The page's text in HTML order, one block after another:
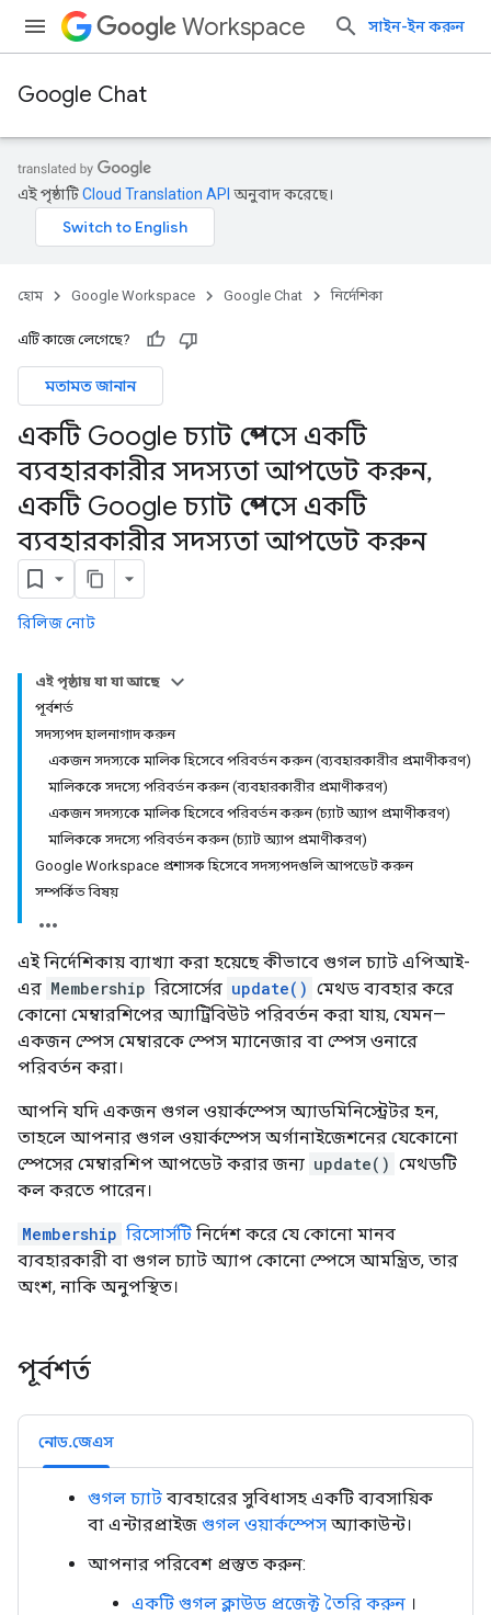
Workspace সাইন-ইন করুন
Google Chat
এই পৃষ্ঠাটিCloud Translation API অনুবাদ করেছে।
হোম Google Workspace Google Chat নির্দেশিকা
এটি কাজে লেগেছে?
মতামত জানান
একটি Google চ্যাট স্পেসে একটি
ব্যবহারকারীর সদস্যতা আপডেট করুন,
একটি Google চ্যাট স্পেসে একটি
ব্যবহারকারীর সদস্যতা আপডেট করুন
রিলিজ নোট
এই পৃষ্ঠায় যা যা আছে
পূর্বশর্ত
সদস্যপদ হালনাগাদ করুন
একজন সদস্যকে মালিক হিসেবে পরিবর্তন করুন (ব্যবহারকারীর প্রমাণীকরণ)
মালিককে সদস্যে পরিবর্তন করুন (ব্যবহারকারীর প্রমাণীকরণ)
একজন সদস্যকে মালিক হিসেবে পরিবর্তন করুন (চ্যাট অ্যাপ প্রমাণীকরণ)
মালিককে সদস্যে পরিবর্তন করুন (চ্যাট অ্যাপ প্রমাণীকরণ)
Google Workspace প্রশাসক হিসেবে সদস্যপদগুলি আপডেট করুন
সম্পর্কিত বিষয়
এই নির্দেশিকায় ব্যাখ্যা করা হয়েছে কীভাবে গুগল চ্যাট এপিআই-
এর Membership রিসোর্সের update() মেথড ব্যবহার করে
কোনো মেম্বারশিপের অ্যাট্রিবিউট পরিবর্তন করা যায়, যেমন—
একজন স্পেস মেম্বারকে স্পেস ম্যানেজার বা স্পেস ওনারে
পরিবর্তন করা।
আপনি যদি একজন গুগল ওয়ার্কস্পেস অ্যাডমিনিস্ট্রেটর হন,
তাহলে আপনার গুগল ওয়ার্কস্পেস অর্গানাইজেশনের যেকোনো
স্পেসের মেম্বারশিপ আপডেট করার জন্য update() মেথডটি
কল করতে পারেন।
Membership রিসোর্সটি নির্দেশ করে যে কোনো মানব
ব্যবহারকারী বা গুগল চ্যাট অ্যাপ কোনো স্পেসে আমন্ত্রিত, তার
অংশ, নাকি অনুপস্থিত।
পূর্বশর্ত
নোড.জেএস
গুগল চ্যাট ব্যবহারের সুবিধাসহ একটি ব্যবসায়িক
বা এন্টারপ্রাইজ গুগল ওয়ার্কস্পেস অ্যাকাউন্ট।
আপনার পরিবেশ প্রস্তুত করুন:
একটি গুগল ক্লাউড প্রজেক্ট তৈরি করুন ।